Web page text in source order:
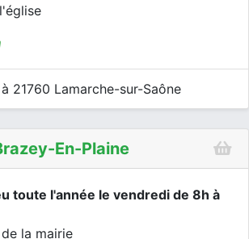
21760 Lamarche-sur-Saône
En-Plaine
toute l'année le vendredi de 8h à
la mairie